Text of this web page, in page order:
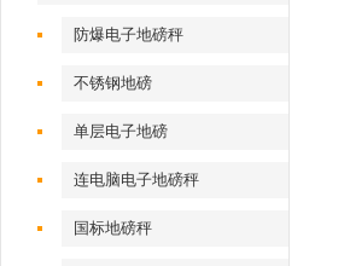
防爆电子地磅秤
不锈钢地磅
单层电子地磅
连电脑电子地磅秤
国标地磅秤